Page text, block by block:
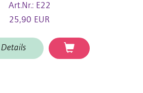
Art.Nr.: E22
25,90 EUR
Details